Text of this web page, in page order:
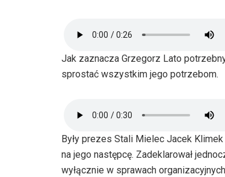
Jak zaznacza Grzegorz Lato
sprostać wszystkim jego potrzebom.
Były prezes Stali Mielec Jacek
na jego następcę. Zadeklarował
wyłącznie w sprawach